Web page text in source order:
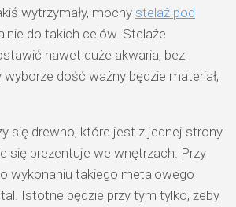
wytrzymały, mocny stelaż pod
do takich celów. Stelaże
nawet duże akwaria, bez
dość ważny będzie materiał,
się drewno, które jest z jednej strony
się prezentuje we wnętrzach. Przy
wykonaniu takiego metalowego
Istotne będzie przy tym tylko, żeby